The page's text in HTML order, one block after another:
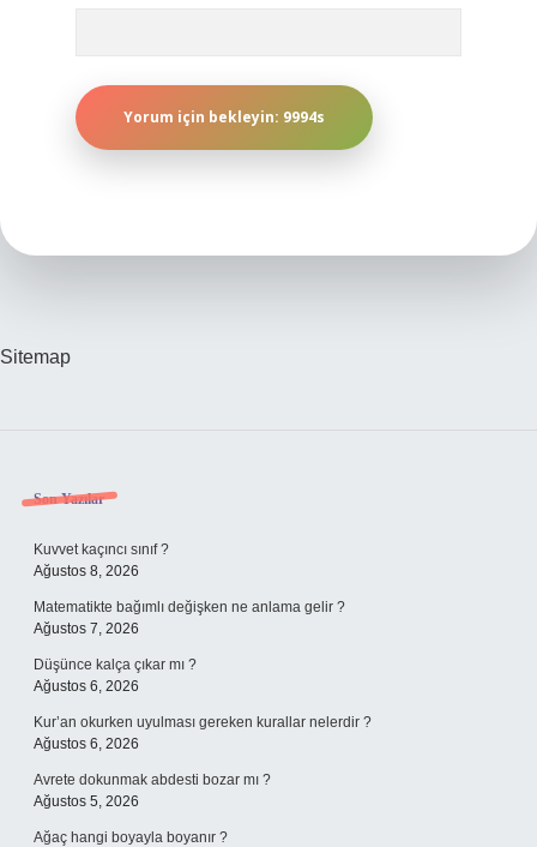
Sitemap
Sidebar
Son Yazılar
Kuvvet kaçıncı sınıf ?
Ağustos 8, 2026
Matematikte bağımlı değişken ne anlama gelir ?
Ağustos 7, 2026
Düşünce kalça çıkar mı ?
Ağustos 6, 2026
Kur’an okurken uyulması gereken kurallar nelerdir ?
Ağustos 6, 2026
Avrete dokunmak abdesti bozar mı ?
Ağustos 5, 2026
Ağaç hangi boyayla boyanır ?